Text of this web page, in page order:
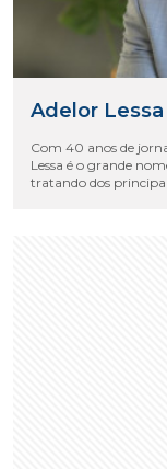
Adelor Lessa
Com 40 anos de
Lessa é o grande
tratando dos